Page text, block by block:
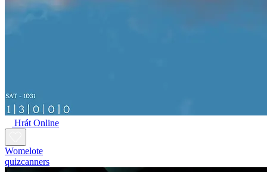
Hrát Online
Womelote
quizcanners